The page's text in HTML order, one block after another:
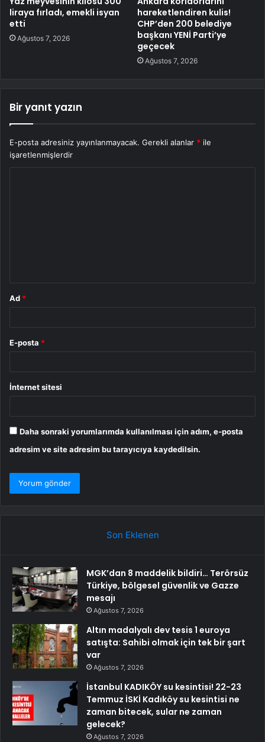
liraya fırladı, emekli isyan
etti
Ağustos 7, 2026
hareketlendiren kulis!
CHP’den 200 belediye
başkanı YENİ Parti’ye
geçecek
Ağustos 7, 2026
Bir yanıt yazın
E-posta adresiniz yayınlanmayacak. Gerekli alanlar * ile
işaretlenmişlerdir
Ad *
E-posta *
İnternet sitesi
Daha sonraki yorumlarımda kullanılması için adım, e-posta
adresim ve site adresim bu tarayıcıya kaydedilsin.
Son Eklenen
MGK’dan 8 maddelik bildiri… Terörsüz
Türkiye, bölgesel güvenlik ve Gazze
mesajı
Ağustos 7, 2026
Altın madalyalı dev tesis 1 euroya
satışta: Sahibi olmak için tek bir şart
var
Ağustos 7, 2026
İstanbul KADIKÖY su kesintisi! 22-23
Temmuz İSKİ Kadıköy su kesintisi ne
zaman bitecek, sular ne zaman
gelecek?
Ağustos 7, 2026